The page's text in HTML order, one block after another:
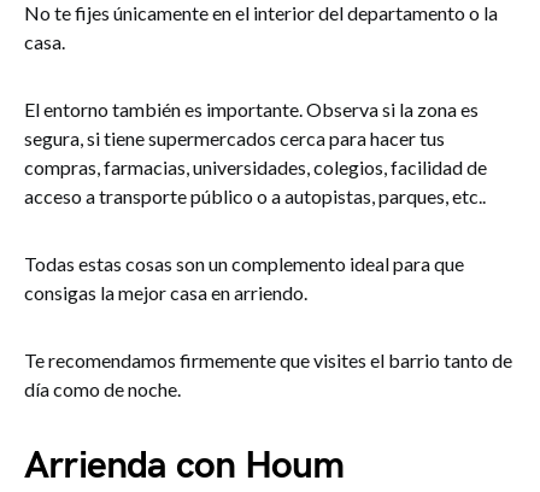
No te fijes únicamente en el interior del departamento o la
casa.
El entorno también es importante. Observa si la zona es
segura, si tiene supermercados cerca para hacer tus
compras, farmacias, universidades, colegios, facilidad de
acceso a transporte público o a autopistas, parques, etc..
Todas estas cosas son un complemento ideal para que
consigas la mejor casa en arriendo.
Te recomendamos firmemente que visites el barrio tanto de
día como de noche.
Arrienda con Houm